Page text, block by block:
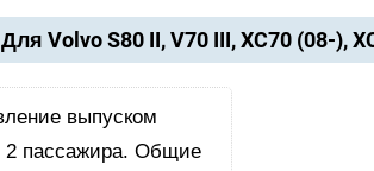
Для Volvo S80 II, V70 III, XC70 (08-),